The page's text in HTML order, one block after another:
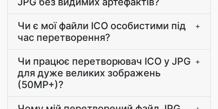
Чи є мої файли ICO особистими під
час перетворення?
+
Чи працює перетворювач ICO у JPG
для дуже великих зображень
(50MP+)?
+